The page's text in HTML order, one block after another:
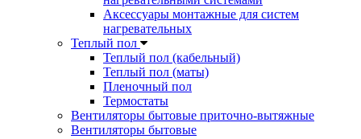
Аксессуары монтажные для систем
нагревательных
Теплый пол
Теплый пол (кабельный)
Теплый пол (маты)
Пленочный пол
Термостаты
Вентиляторы бытовые приточно-вытяжные
Вентиляторы бытовые